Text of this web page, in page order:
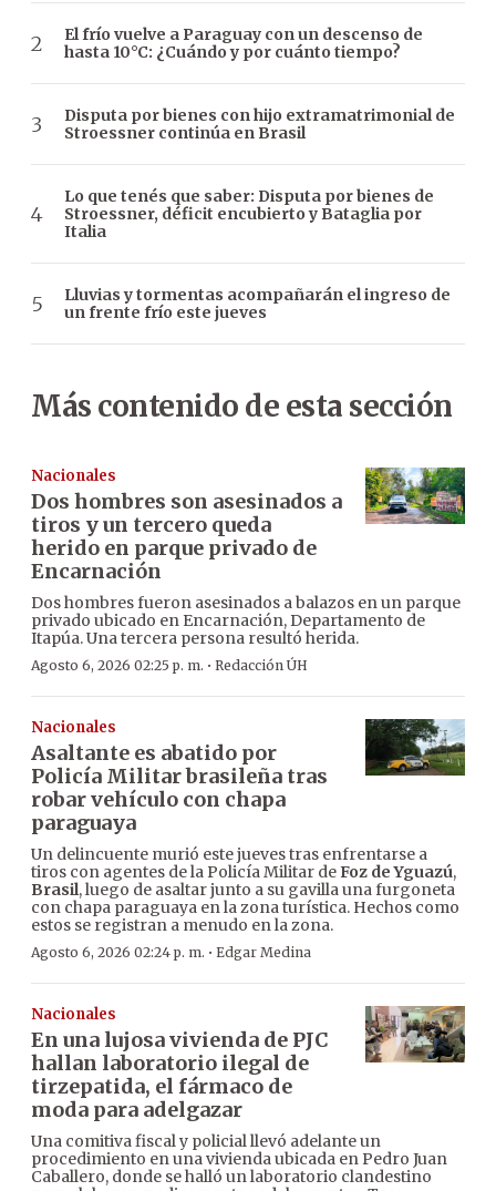
El frío vuelve a Paraguay con un descenso de
hasta 10°C: ¿Cuándo y por cuánto tiempo?
Disputa por bienes con hijo extramatrimonial de
Stroessner continúa en Brasil
Lo que tenés que saber: Disputa por bienes de
Stroessner, déficit encubierto y Bataglia por
Italia
Lluvias y tormentas acompañarán el ingreso de
un frente frío este jueves
Más contenido de esta sección
Nacionales
Dos hombres son asesinados a
tiros y un tercero queda
herido en parque privado de
Encarnación
Dos hombres fueron asesinados a balazos en un parque
privado ubicado en Encarnación, Departamento de
Itapúa. Una tercera persona resultó herida.
Agosto 6, 2026 02:25 p. m. · Redacción ÚH
Nacionales
Asaltante es abatido por
Policía Militar brasileña tras
robar vehículo con chapa
paraguaya
Un delincuente murió este jueves tras enfrentarse a
tiros con agentes de la Policía Militar deFoz de Yguazú,
Brasil, luego de asaltar junto a su gavilla una furgoneta
con chapa paraguaya en la zona turística. Hechos como
estos se registran a menudo en la zona.
Agosto 6, 2026 02:24 p. m. · Edgar Medina
Nacionales
En una lujosa vivienda de PJC
hallan laboratorio ilegal de
tirzepatida, el fármaco de
moda para adelgazar
Una comitiva fiscal y policial llevó adelante un
procedimiento en una vivienda ubicada en Pedro Juan
Caballero, donde se halló un laboratorio clandestino